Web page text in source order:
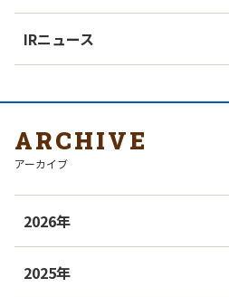
IRニュース
ARCHIVE
アーカイブ
2026年
2025年